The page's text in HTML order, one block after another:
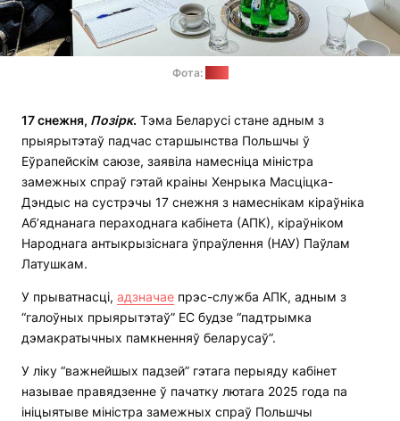
Фота:
17 снежня, Позірк. Тэма Беларусі стане адным з
прыярытэтаў падчас старшынства Польшчы ў
Еўрапейскім саюзе, заявіла намесніца міністра
замежных спраў гэтай краіны Хенрыка Масціцка-
Дэндыс на сустрэчы 17 снежня з намеснікам кіраўніка
Аб’яднанага пераходнага кабінета (АПК), кіраўніком
Народнага антыкрызіснага ўпраўлення (НАУ) Паўлам
Латушкам.
У прыватнасці, адзначае прэс-служба АПК, адным з
“галоўных прыярытэтаў” ЕС будзе “падтрымка
дэмакратычных памкненняў беларусаў”.
У ліку “важнейшых падзей” гэтага перыяду кабінет
называе правядзенне ў пачатку лютага 2025 года па
ініцыятыве міністра замежных спраў Польшчы